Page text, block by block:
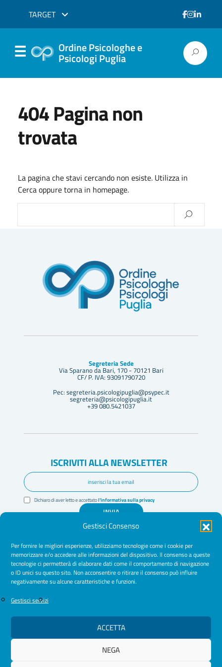
Gestisci Consenso
Per fornire le migliori esperienze, utilizziamo tecnologie come i cookie per
memorizzare e/o accedere alle informazioni del dispositivo. Il consenso a queste
tecnologie ci permetterà di elaborare dati come il comportamento di navigazione
o ID unici su questo sito. Non acconsentire o ritirare il consenso può influire
negativamente su alcune caratteristiche e funzioni.
Gestisci servizi
ACCETTA
NEGA
TARGET
Ordine Psicologhe e
Psicologi Puglia
404 Pagina non
trovata
La pagina che stavi cercando non esiste. Utilizza in
Cerca oppure torna in homepage.
Segreteria Sede
Via Sparano da Bari, 170 - 70121 Bari
CF/ P. IVA: 93091790720
Pec: segreteria.psicologipuglia@psypec.it
segreteria@psicologipuglia.it
+39 080.5421037
ISCRIVITI ALLA NEWSLETTER
Dichiaro di aver letto e accettatol'informativa sulla privacy
INVIA
Normative
Cookie Policy